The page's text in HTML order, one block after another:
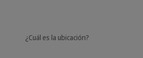
¿Cuál es la ubicación?